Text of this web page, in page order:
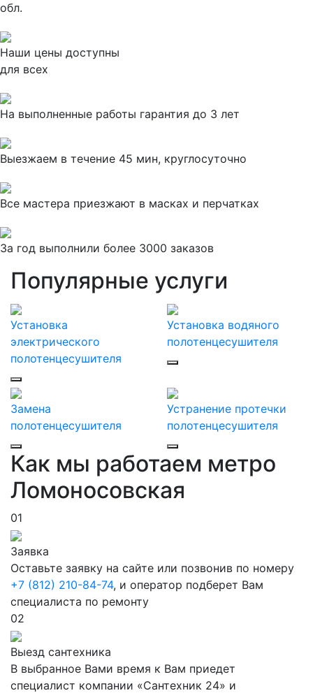
обл.
Наши цены доступны
для всех
На выполненные работы гарантия до 3 лет
Выезжаем в течение 45 мин, круглосуточно
Все мастера приезжают в масках и перчатках
За год выполнили более 3000 заказов
Популярные услуги
Установка
электрического
полотенцесушителя
Установка водяного
полотенцесушителя
Замена
полотенцесушителя
Устранение протечки
полотенцесушителя
Как мы работаем метро
Ломоносовская
01
Заявка
Оставьте заявку на сайте или позвонив по номеру
+7 (812) 210-84-74, и оператор подберет Вам
специалиста по ремонту
02
Выезд сантехника
В выбранное Вами время к Вам приедет
специалист компании «Сантехник 24» и